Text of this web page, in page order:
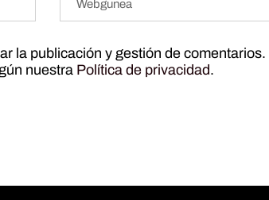
la publicación y gestión de
nuestra Política de privacidad.